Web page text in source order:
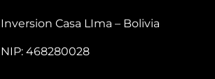
Inversion Casa LIma – Bolivia
NIP: 468280028